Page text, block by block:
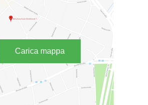
Carica mappa